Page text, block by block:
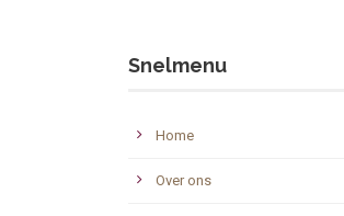
Snelmenu
Home
Over ons